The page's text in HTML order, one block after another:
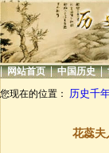
| 网站首页 | 中国历史 |
您现在的位置： 历史千
花蕊夫